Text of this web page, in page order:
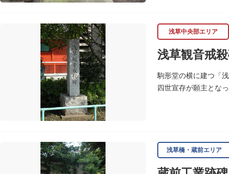
浅草中央部エリア
浅草観音戒
駒形堂の横に建つ「
四世宣存が願主とな
浅草橋・蔵前エリア